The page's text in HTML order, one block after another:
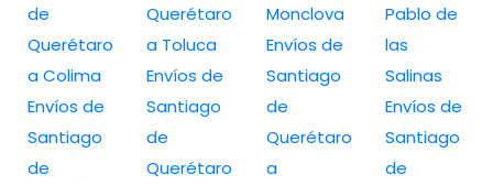
de
Querétaro
a Colima
Envíos de
Santiago
de
Querétaro
a Toluca
Envíos de
Santiago
de
Querétaro
Monclova
Envíos de
Santiago
de
Querétaro
a
Pablo de
las
Salinas
Envíos de
Santiago
de